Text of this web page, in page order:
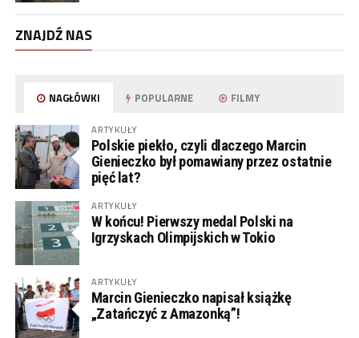
ZNAJDŹ NAS
NAGŁÓWKI POPULARNE FILMY
ARTYKUŁY
Polskie piekło, czyli dlaczego Marcin
Gienieczko był pomawiany przez ostatnie
pięć lat?
ARTYKUŁY
W końcu! Pierwszy medal Polski na
Igrzyskach Olimpijskich w Tokio
ARTYKUŁY
Marcin Gienieczko napisał książkę
„Zatańczyć z Amazonką”!